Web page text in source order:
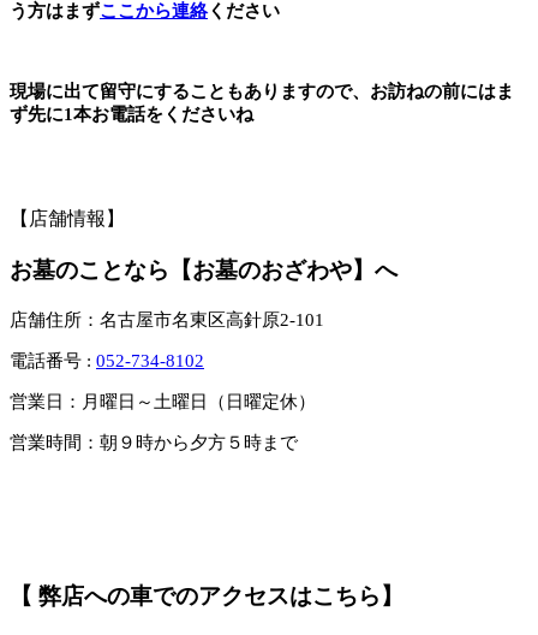
う方はまずここから連絡ください
現場に出て留守にすることもありますので、お訪ねの前にはま
ず先に1本お電話をくださいね
【店舗情報】
お墓のことなら【お墓のおざわや】へ
店舗住所：名古屋市名東区高針原2-101
電話番号 : 052-734-8102
営業日：月曜日～土曜日（日曜定休）
営業時間：朝９時から夕方５時まで
【 弊店への車でのアクセスはこちら】